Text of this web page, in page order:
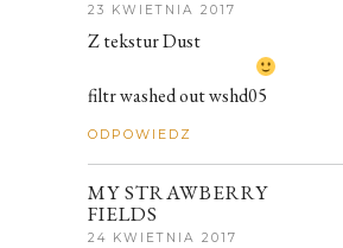
23 KWIETNIA 2017
Z tekstur Dust
filtr washed out wshd05
ODPOWIEDZ
MY STRAWBERRY
FIELDS
24 KWIETNIA 2017